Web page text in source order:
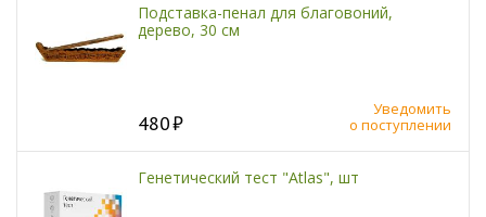
Подставка-пенал для благовоний,
дерево, 30 см
480
Уведомить
о поступлении
Генетический тест "Atlas", шт